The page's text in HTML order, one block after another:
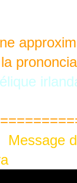
Message